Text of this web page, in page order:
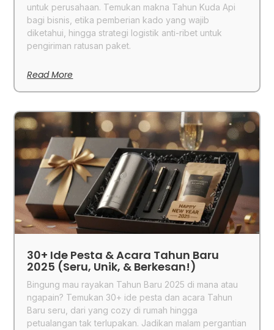
untuk perusahaan. Temukan makna Tahun Kuda Api
bagi bisnis, etika pemberian kado yang wajib
diketahui, hingga strategi logistik anti-ribet untuk
pengiriman ratusan paket.
Read More
30+ Ide Pesta & Acara Tahun Baru
2025 (Seru, Unik, & Berkesan!)
Bingung mau rayakan Tahun Baru 2025 di mana atau
ngapain? Temukan 30+ ide pesta dan acara Tahun
Baru seru, dari yang cozy di rumah hingga
petualangan tak terlupakan. Jadikan malam pergantian